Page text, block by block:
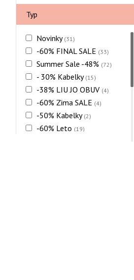
XXL
24
26
27
28
29
30
31
32
36
Typ
Novinky (31)
-60% FINAL SALE (33)
Summer Sale -48% (72)
- 30% Kabelky (15)
-38% LIU JO OBUV (4)
-60% Zima SALE (4)
-50% Kabelky (2)
-60% Leto (19)